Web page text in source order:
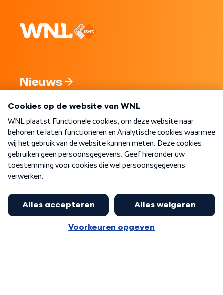
Nieuws
Nieuwsbrief
Word Lid